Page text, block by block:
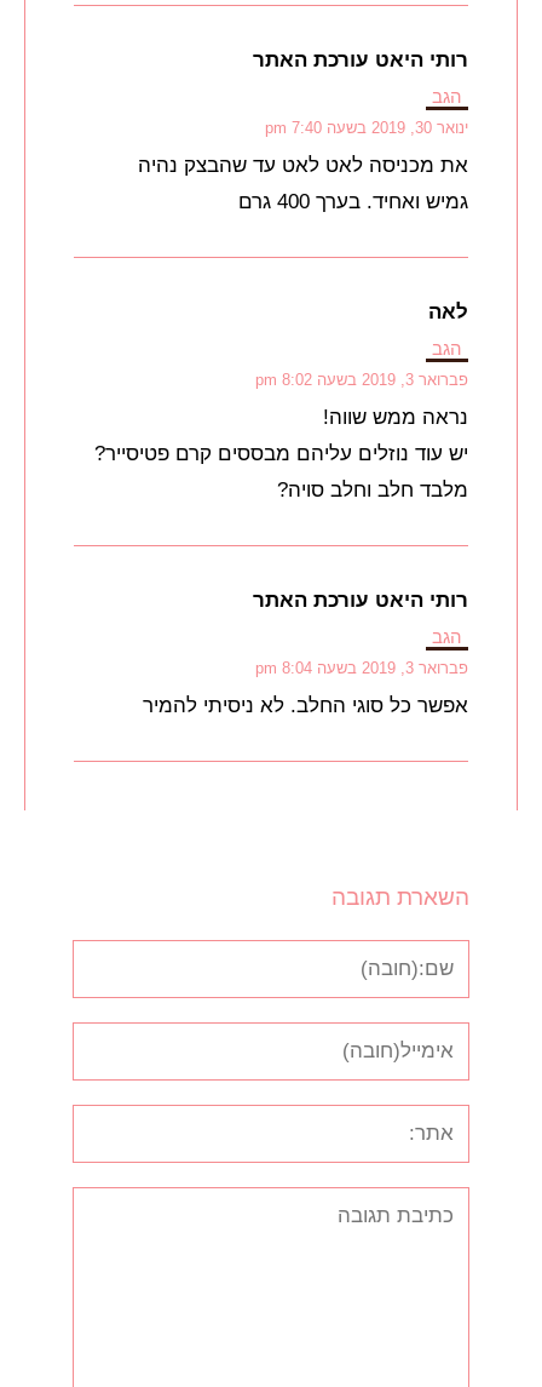
רותי היאט עורכת האתר
הגב
ינואר 30, 2019 בשעה 7:40 pm
את מכניסה לאט לאט עד שהבצק נהיה
גמיש ואחיד. בערך 400 גרם
לאה
הגב
פברואר 3, 2019 בשעה 8:02 pm
נראה ממש שווה!
יש עוד נוזלים עליהם מבססים קרם פטיסייר?
מלבד חלב וחלב סויה?
רותי היאט עורכת האתר
הגב
פברואר 3, 2019 בשעה 8:04 pm
אפשר כל סוגי החלב. לא ניסיתי להמיר
השארת תגובה